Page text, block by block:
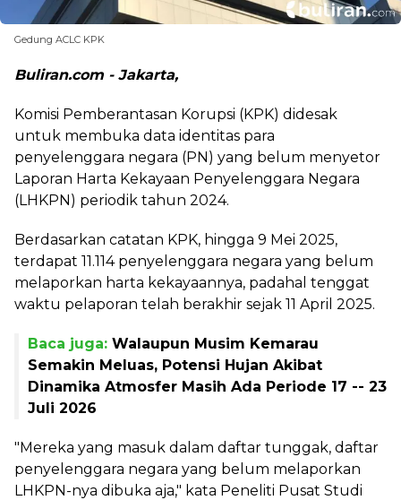
Gedung ACLC KPK
Buliran.com - Jakarta,
Komisi Pemberantasan Korupsi (KPK) didesak
untuk membuka data identitas para
penyelenggara negara (PN) yang belum menyetor
Laporan Harta Kekayaan Penyelenggara Negara
(LHKPN) periodik tahun 2024.
Berdasarkan catatan KPK, hingga 9 Mei 2025,
terdapat 11.114 penyelenggara negara yang belum
melaporkan harta kekayaannya, padahal tenggat
waktu pelaporan telah berakhir sejak 11 April 2025.
Baca juga: Walaupun Musim Kemarau
Semakin Meluas, Potensi Hujan Akibat
Dinamika Atmosfer Masih Ada Periode 17 -- 23
Juli 2026
"Mereka yang masuk dalam daftar tunggak, daftar
penyelenggara negara yang belum melaporkan
LHKPN-nya dibuka aja," kata Peneliti Pusat Studi